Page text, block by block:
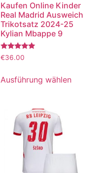
Kaufen Online Kinder
Real Madrid Ausweich
Trikotsatz 2024-25
Kylian Mbappe 9
Bewertet
mit
€36.00
Ausführung wählen